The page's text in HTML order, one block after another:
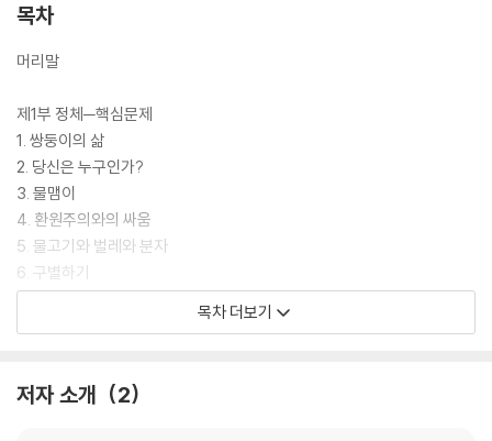
목차
머리말
제1부 정체─핵심문제
1. 쌍둥이의 삶
2. 당신은 누구인가?
3. 물맴이
4. 환원주의와의 싸움
5. 물고기와 벌레와 분자
6. 구별하기
7. 이성질 현상
제2부 화학의 표현방법
목차 더보기
저자 소개 2